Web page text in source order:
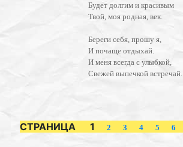
Будет долгим и красивым
Твой, моя родная, век.
Береги себя, прошу я,
И почаще отдыхай.
И меня всегда с улыбкой,
Свежей выпечкой встречай.
СТРАНИЦА 1 2 3 4 5 6